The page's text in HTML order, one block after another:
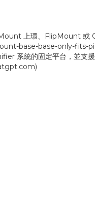
上環、FlipMount 或
base-base-only-fits-
系統的固定平台，